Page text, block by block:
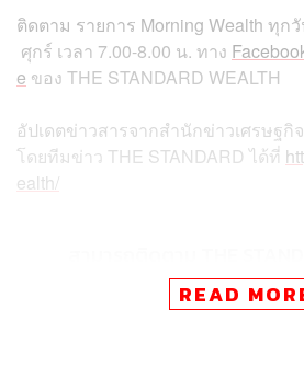
ติดตาม รายการ Morning Wealth ทุก
ศุกร์ เวลา 7.00-8.00 น. ทาง
e ของ THE STANDARD WEALTH
อัปเดตข่าวสารจากสำนักข่าวเศรษฐกิ
โดยทีมข่าว THE STANDARD ได้ที่
ealth/
ผ่านแอปพลิเคชันต่างๆ ที่คุณสะดวกหรื
READ